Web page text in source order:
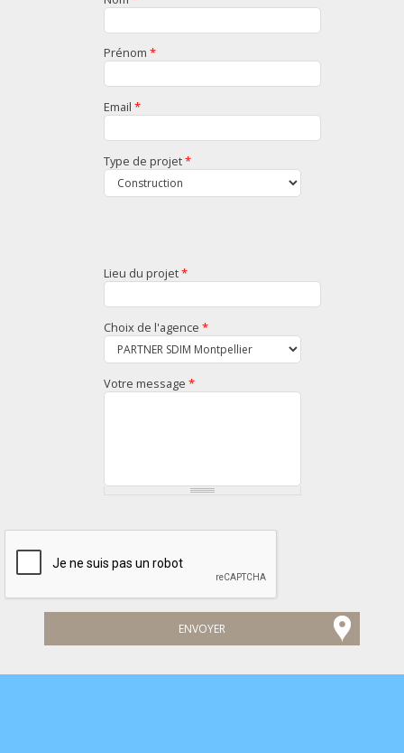
Prénom *
Email *
Type de projet*
Lieu du projet*
Choix de l'agence *
Votre message *